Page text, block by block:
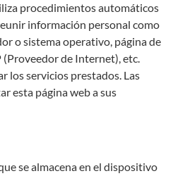
procedimientos automáticos
información personal como
o sistema operativo, página de
de Internet), etc.
los servicios prestados. Las
esta página web a sus
se almacena en el dispositivo